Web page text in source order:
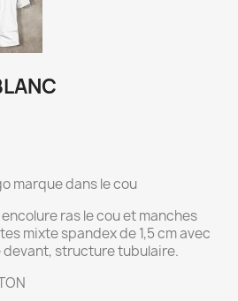
marque dans le cou
ras le cou et manches
mixte spandex de 1,5 cm avec
structure tubulaire.